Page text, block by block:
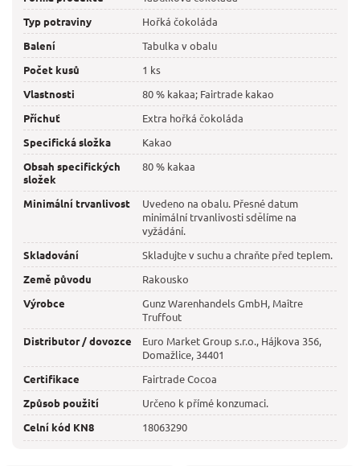
Typ potraviny
Hořká čokoláda
Balení
Tabulka v obalu
Počet kusů
1 ks
Vlastnosti
80 % kakaa; Fairtrade kakao
Příchuť
Extra hořká čokoláda
Specifická složka
Kakao
Obsah specifických
složek
80 % kakaa
Minimální trvanlivost
Uvedeno na obalu. Přesné datum
minimální trvanlivosti sdělíme na
vyžádání.
Skladování
Skladujte v suchu a chraňte před teplem.
Země původu
Rakousko
Výrobce
Gunz Warenhandels GmbH, Maître
Truffout
Distributor / dovozce
Euro Market Group s.r.o., Hájkova 356,
Domažlice, 34401
Certifikace
Fairtrade Cocoa
Způsob použití
Určeno k přímé konzumaci.
Celní kód KN8
18063290